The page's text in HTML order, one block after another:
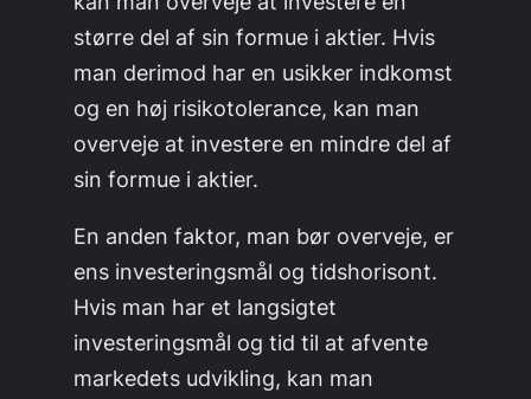
større del af sin formue i aktier. Hvis
man derimod har en usikker indkomst
og en høj risikotolerance, kan man
overveje at investere en mindre del af
sin formue i aktier.
En anden faktor, man bør overveje, er
ens investeringsmål og tidshorisont.
Hvis man har et langsigtet
investeringsmål og tid til at afvente
markedets udvikling, kan man